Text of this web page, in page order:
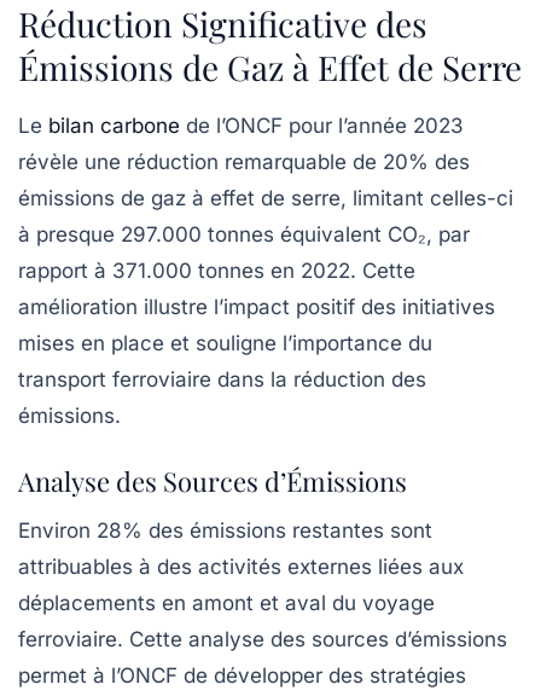
Réduction Significative des
Émissions de Gaz à Effet de Serre
Le bilan carbone de l’ONCF pour l’année 2023
révèle une réduction remarquable de 20% des
émissions de gaz à effet de serre, limitant celles-ci
à presque 297.000 tonnes équivalent CO₂, par
rapport à 371.000 tonnes en 2022. Cette
amélioration illustre l’impact positif des initiatives
mises en place et souligne l’importance du
transport ferroviaire dans la réduction des
émissions.
Analyse des Sources d’Émissions
Environ 28% des émissions restantes sont
attribuables à des activités externes liées aux
déplacements en amont et aval du voyage
ferroviaire. Cette analyse des sources d’émissions
permet à l’ONCF de développer des stratégies